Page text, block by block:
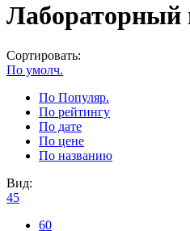
Лабораторный
Сортировать:
По умолч.
По Популяр.
По рейтингу
По дате
По цене
По названию
Вид:
45
60